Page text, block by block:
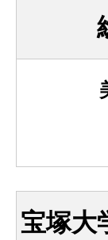
宝塚大